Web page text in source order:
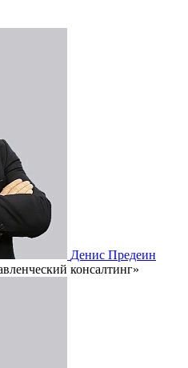
Денис Предеин
консалтинг»